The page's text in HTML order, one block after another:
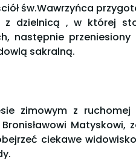
św.Wawrzyńca
z dzielnicą , w której
następnie
sakralną.
zimowym z
ciekawe